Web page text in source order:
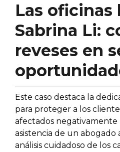
Las oficinas
Sabrina Li:
reveses en
Este caso destaca la
para proteger a los
afectados negativamente
asistencia de un
análisis cuidadoso de los